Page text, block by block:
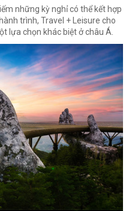
những kỳ nghỉ có thể kết hợp
trình, Travel + Leisure cho
lựa chọn khác biệt ở châu Á.